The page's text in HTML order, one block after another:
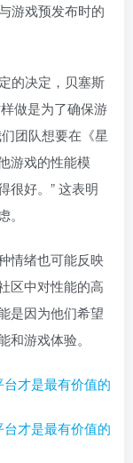
游戏预发布时的
的决定，贝塞斯
做是为了确保游
团队想要在《星
游戏的性能模
很好。” 这表明
情绪也可能反映
区中对性能的高
是因为他们希望
和游戏体验。